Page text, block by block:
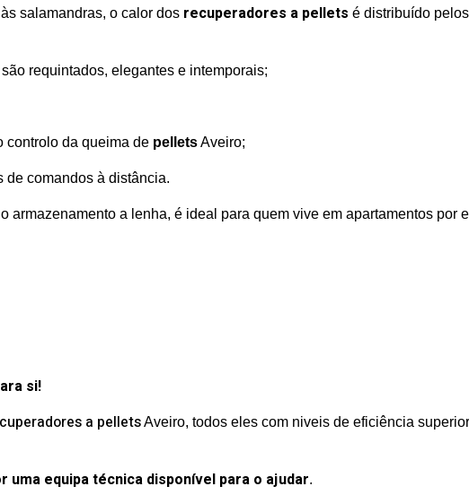
salamandras, o calor dos recuperadores a pellets é distribuído
requintados, elegantes e intemporais;
controlo da queima de pelletsAveiro;
de comandos à distância.
armazenamento a lenha, é ideal para quem vive em apartamentos por
si!
a pelletsAveiro, todos eles com niveis de eficiência
uma equipa técnica disponível para o ajudar.